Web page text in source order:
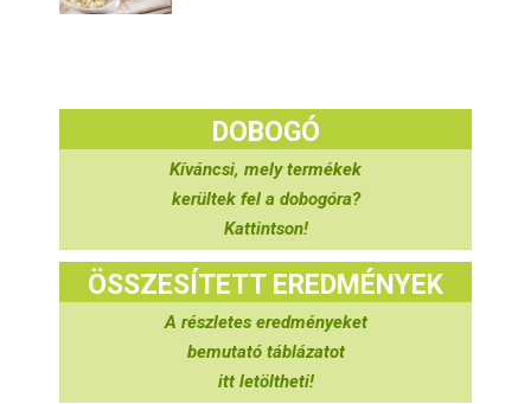
DOBOGÓ
Kíváncsi, mely termékek
kerültek fel a dobogóra?
Kattintson!
ÖSSZESÍTETT EREDMÉNYEK
A részletes eredményeket
bemutató táblázatot
itt letöltheti!